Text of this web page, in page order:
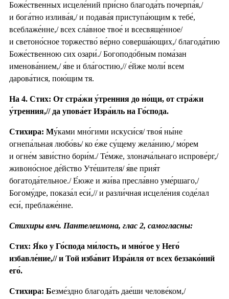
Боже́ственных исцеле́ний при́сно благода́ть почерпа́я,/
и бога́тно излива́я,/ и подава́я приступа́ющим к тебе́,
всеблаже́нне,/ всех сла́вное твое́ и всесвяще́нное/
и светоно́сное торжество́ ве́рно соверша́ющих,/ благода́тию
Боже́ственною сих озари́./ Богоподо́бным пома́зан
именова́нием,/ я́ве и бла́гостию,// е́йже моли́ всем
дарова́тися, пою́щим тя.
На 4. Стих: От стра́жи у́тренния до но́щи, от стра́жи
у́тренния,// да упова́ет Изра́иль на Го́спода.
Стихира: Му́ками мно́гими искуси́ся/ твоя́ ны́не
огнепа́льная любо́вь/ ко е́же су́щему жела́нию,/ мо́рем
и огне́м зави́стно бори́м./ Те́мже, злонача́льнаго испрове́рг,/
живоно́сное де́йство Уте́шителя/ я́ве прия́т
богатода́тельное./ Е́юже и жи́ва пресла́вно уме́ршаго,/
Богому́дре, показа́л еси́,// и разли́чная исцеле́ния соде́лал
еси́, преблаже́нне.
Стихиры вмч. Пантелеимона, глас 2, самогласны:
Стих: Я́ко у Го́спода ми́лость, и мно́гое у Него́
избавле́ние,// и Той изба́вит Изра́иля от всех беззако́ний
его́.
Стихира: Безме́здно благода́ть дае́ши челове́ком,/